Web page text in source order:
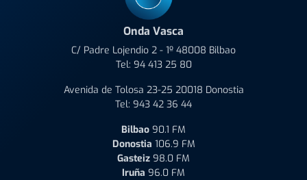
Onda Vasca
C/ Padre Lojendio 2 - 1º 48008 Bilbao
Tel: 94 413 25 80
Avenida de Tolosa 23-25 20018 Donostia
Tel: 943 42 36 44
Bilbao 90.1 FM
Donostia 106.9 FM
Gasteiz 98.0 FM
Iruña 96.0 FM